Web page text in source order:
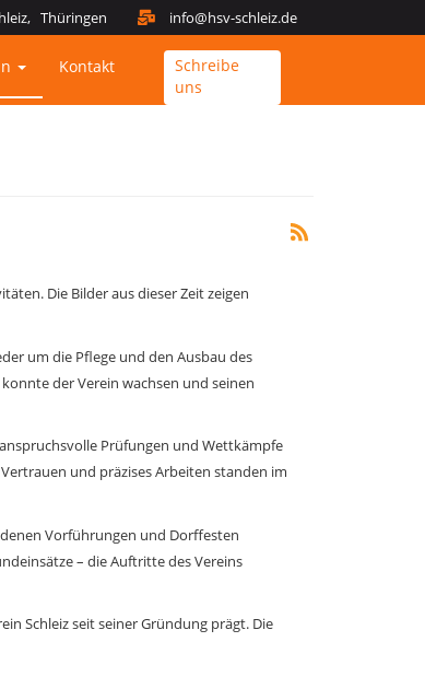
Thüringen info@hsv-schleiz.de
Kontakt
Schreibe
uns
Die Bilder aus dieser Zeit zeigen
um die Pflege und den Ausbau des
der Verein wachsen und seinen
Prüfungen und Wettkämpfe
und präzises Arbeiten standen im
Vorführungen und Dorffesten
– die Auftritte des Vereins
Schleiz seit seiner Gründung prägt. Die